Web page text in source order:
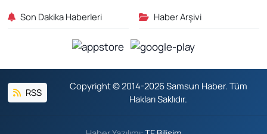
Son Dakika Haberleri Haber Arşivi
RSS
Copyright © 2014-2026 Samsun Haber. Tüm
Hakları Saklıdır.